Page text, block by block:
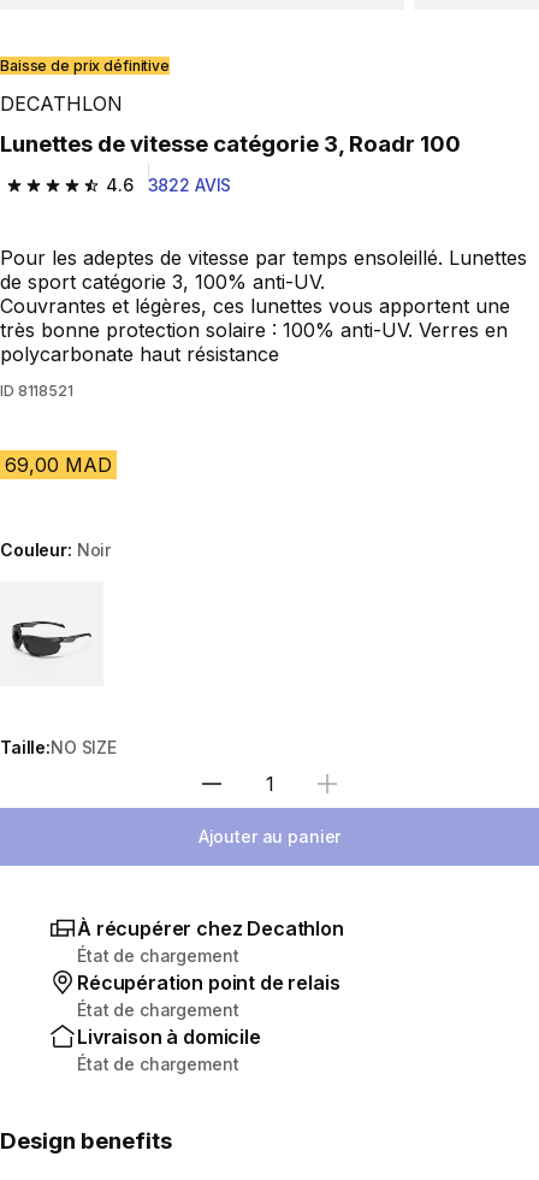
Baisse de prix définitive
DECATHLON
Lunettes de vitesse catégorie 3, Roadr 100
4.6
4.6 out of 5 stars from 3822 reviews
3822 AVIS
Pour les adeptes de vitesse par temps ensoleillé. Lunettes
de sport catégorie 3, 100% anti-UV.
Couvrantes et légères, ces lunettes vous apportent une
très bonne protection solaire : 100% anti-UV. Verres en
polycarbonate haut résistance
ID 8118521
69,00 MAD
Couleur: Noir
Taille:NO SIZE
Sélectionnez la quantité
Ajouter au panier
À récupérer chez Decathlon
État de chargement
Récupération point de relais
État de chargement
Livraison à domicile
État de chargement
Design benefits